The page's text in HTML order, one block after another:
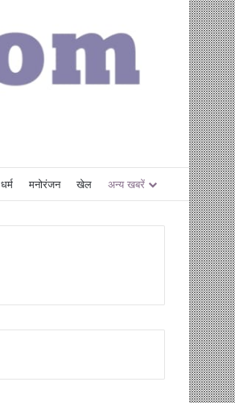
धर्म मनोरंजन खेल अन्य खबरें